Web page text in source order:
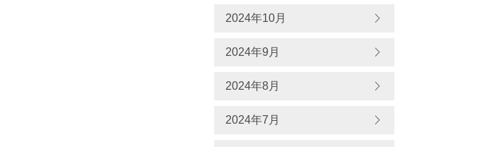
2024年10月
2024年9月
2024年8月
2024年7月